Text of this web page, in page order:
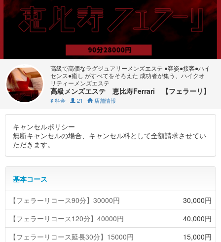
高級で高価なラグジュアリーメンズエステ ●容姿●接客●ハイ
センス●癒し がすべてをそろえた 成功者が集う、ハイクオ
リティーメンズエステ
高級メンズエステ 恵比寿Ferrari 【フェラーリ】
¥ 料金 21 店舗情報
キャンセルポリシー
無断キャンセルの場合、キャンセル料として全額請求させてい
ただきます。
基本コース
【フェラーリコース90分】30000円
30,000円
【フェラーリコース120分】40000円
40,000円
【フェラーリコース延長30分】15000円
15,000円